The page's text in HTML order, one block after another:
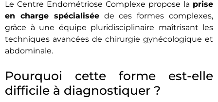
Le Centre Endométriose Complexe propose la prise
en charge spécialiséede ces formes complexes,
grâce à une équipe pluridisciplinaire maîtrisant les
techniques avancées de chirurgie gynécologique et
abdominale.
Pourquoi cette forme est-elle
difficile à diagnostiquer ?